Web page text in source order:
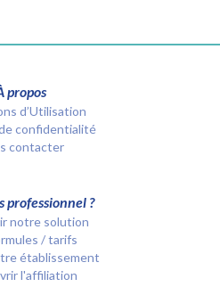
propos
d’Utilisation
confidentialité
contacter
professionnel ?
notre solution
/ tarifs
établissement
l'affiliation